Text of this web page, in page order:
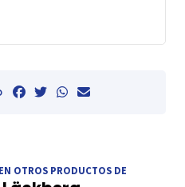
OTROS PRODUCTOS DE